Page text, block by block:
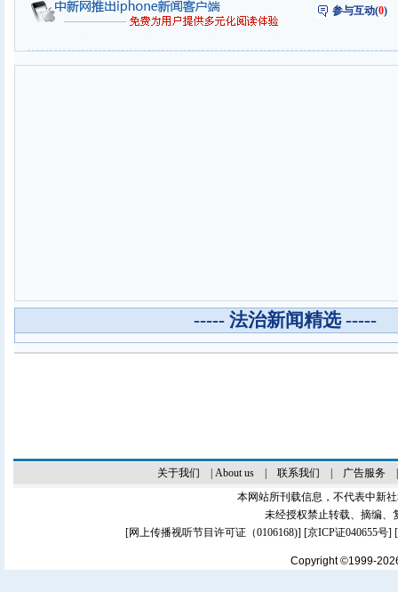
参与互动(0)
----- 法治新闻精选 -----
关于我们 About us| 联系我们 广告服务
本网站所刊载信息，不代表中新
未经授权禁止转载、摘编、
[网上传播视听节目许可证（0106168)] [京ICP证040655号]
Copyright ©1999-